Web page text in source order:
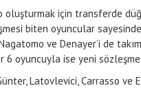
oluşturmak için transferde
biten oyuncular
ve Denayer’i de
oyuncuyla ise yeni
Latovlevici, Carrasso ve